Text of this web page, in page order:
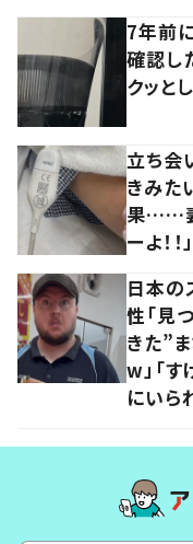
7年前
確認し
クッと
立ち会
きみた
果……妻
ーよ！
日本の
性「見
きた”
w」「
にいら